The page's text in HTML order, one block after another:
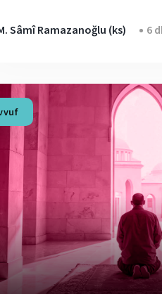
Sâmî Ramazanoğlu (ks) 6